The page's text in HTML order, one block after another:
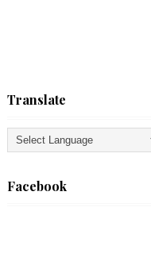
Translate
Facebook